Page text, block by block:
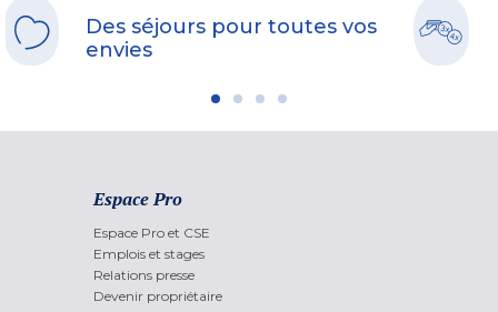
Des séjours pour toutes vos
envies
Espace Pro
Espace Pro et CSE
Emplois et stages
Relations presse
Devenir propriétaire